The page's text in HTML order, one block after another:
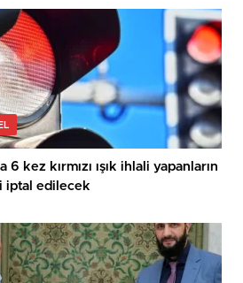
6 kez kırmızı ışık ihlali yapanların
iptal edilecek